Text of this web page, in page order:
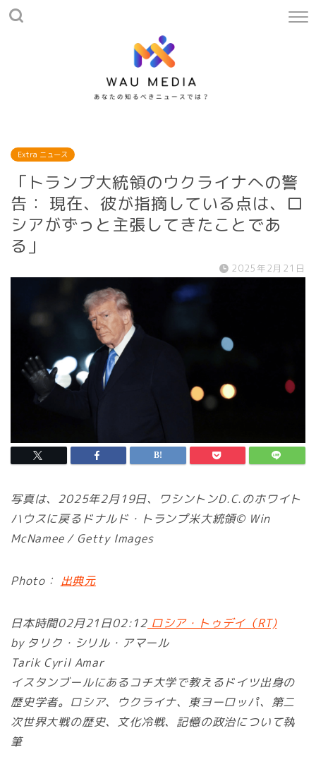
Extra ニュース
「トランプ大統領のウクライナへの警
告： 現在、彼が指摘している点は、ロ
シアがずっと主張してきたことであ
る」
2025年2月21日
写真は、2025年2月19日、ワシントンD.C.のホワイト
ハウスに戻るドナルド・トランプ米大統領© Win
McNamee / Getty Images
Photo： 出典元
日本時間02月21日02:12 ロシア・トゥデイ（RT)
by タリク・シリル・アマール
Tarik Cyril Amar
イスタンブールにあるコチ大学で教えるドイツ出身の
歴史学者。ロシア、ウクライナ、東ヨーロッパ、第二
次世界大戦の歴史、文化冷戦、記憶の政治について執
筆